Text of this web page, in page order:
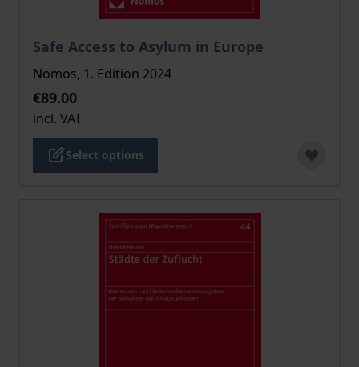
Safe Access to Asylum in Europe
The price depends on the options chosen on the
Nomos, 1. Edition 2024
€89.00
incl. VAT
Select options